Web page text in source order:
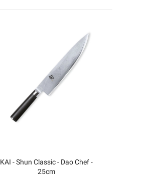
KAI - Shun Classic - Dao Chef -
25cm